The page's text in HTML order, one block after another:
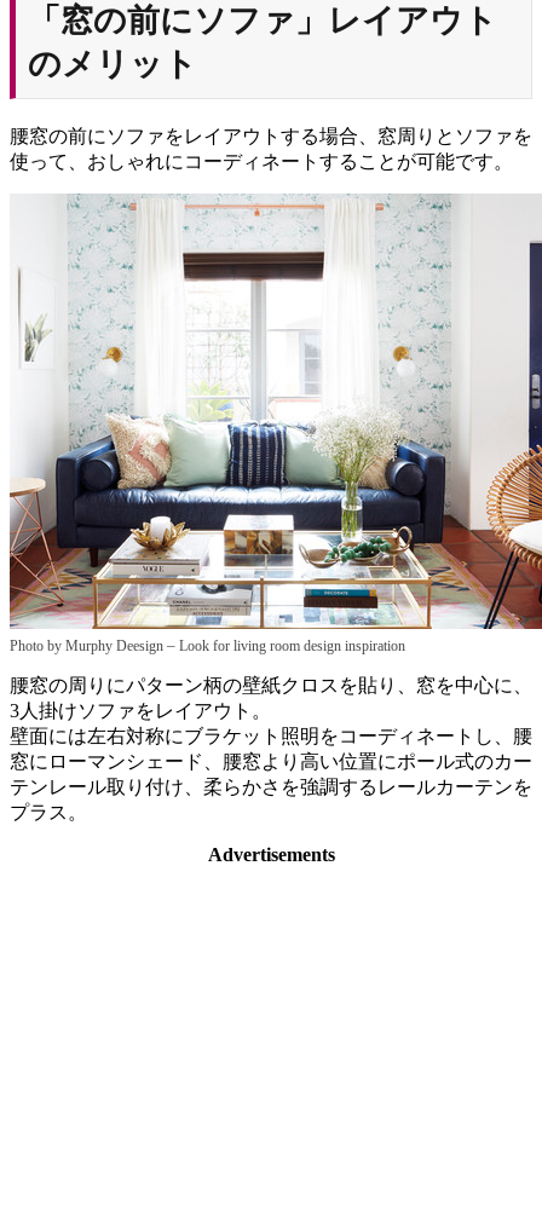
「窓の前にソファ」レイアウト
のメリット
腰窓の前にソファをレイアウトする場合、窓周りとソファを
使って、おしゃれにコーディネートすることが可能です。
Photo by Murphy Deesign – Look for living room design inspiration
腰窓の周りにパターン柄の壁紙クロスを貼り、窓を中心に、
3人掛けソファをレイアウト。
壁面には左右対称にブラケット照明をコーディネートし、腰
窓にローマンシェード、腰窓より高い位置にポール式のカー
テンレール取り付け、柔らかさを強調するレールカーテンを
プラス。
Advertisements